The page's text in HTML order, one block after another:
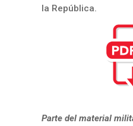
la República.
Parte del material